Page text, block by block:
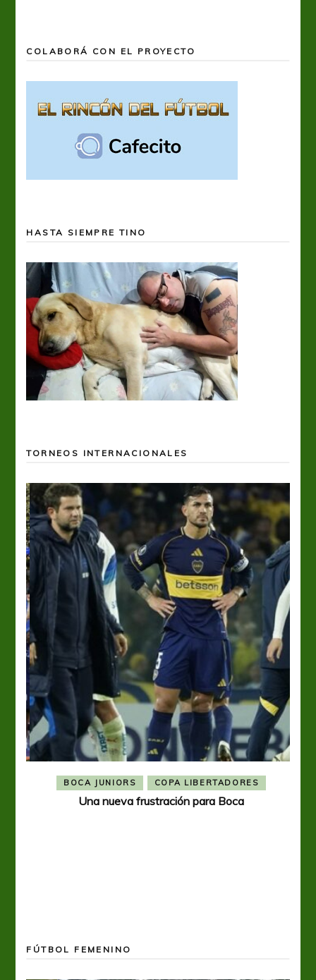
COLABORÁ CON EL PROYECTO
HASTA SIEMPRE TINO
TORNEOS INTERNACIONALES
BOCA JUNIORS COPA LIBERTADORES
Una nueva frustración para Boca
FÚTBOL FEMENINO